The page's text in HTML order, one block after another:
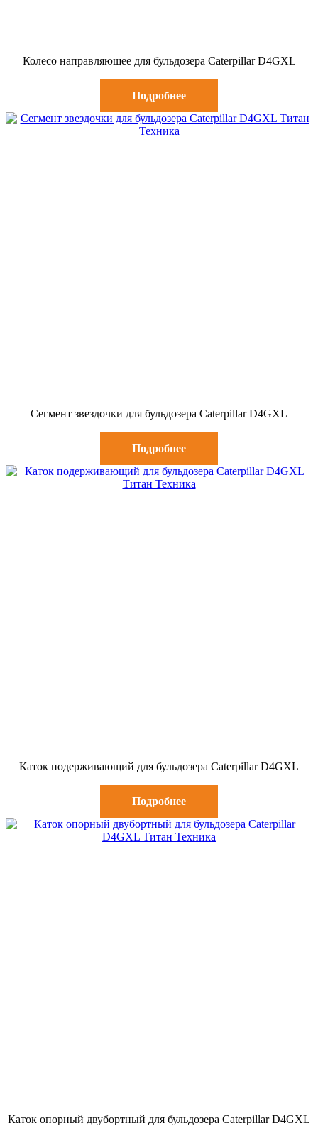
Колесо направляющее для бульдозера Caterpillar D4GXL
Подробнее
Сегмент звездочки для бульдозера Caterpillar D4GXL
Подробнее
Каток подерживающий для бульдозера Caterpillar D4GXL
Подробнее
Каток опорный двубортный для бульдозера Caterpillar D4GXL